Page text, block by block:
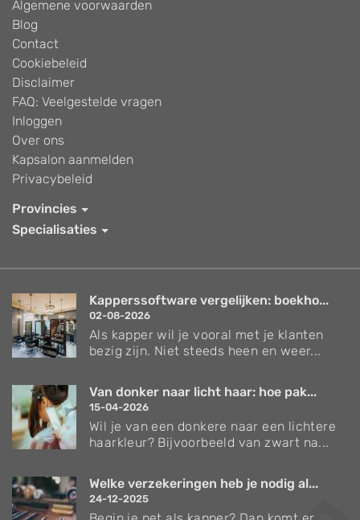
Algemene voorwaarden
Blog
Contact
Cookiebeleid
Disclaimer
FAQ: Veelgestelde vragen
Inloggen
Over ons
Kapsalon aanmelden
Privacybeleid
Provincies
Specialisaties
Kapperssoftware vergelijken: boekho...
02-08-2026
Als kapper wil je vooral met je klanten
bezig zijn. Niet steeds heen en weer...
Van donker naar licht haar: hoe pak...
15-04-2026
Wil je van een donkere naar een lichtere
haarkleur? Bijvoorbeeld van zwart na...
Welke verzekeringen heb je nodig al...
24-12-2025